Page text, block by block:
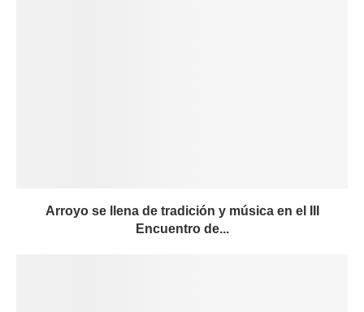
Arroyo se llena de tradición y música en el III
Encuentro de...